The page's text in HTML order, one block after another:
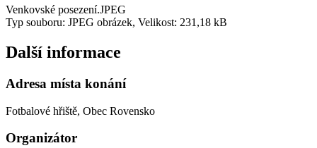
Venkovské posezení.JPEG
Typ souboru: JPEG obrázek, Velikost: 231,18 kB
Další informace
Adresa místa konání
Fotbalové hřiště, Obec Rovensko
Organizátor